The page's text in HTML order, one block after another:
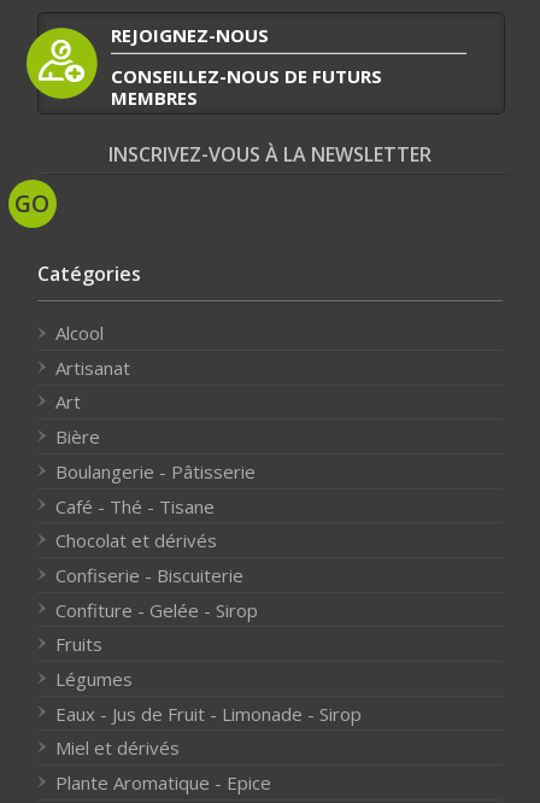
REJOIGNEZ-NOUS
CONSEILLEZ-NOUS DE FUTURS
MEMBRES
INSCRIVEZ-VOUS À LA NEWSLETTER
Catégories
Alcool
Artisanat
Art
Bière
Boulangerie - Pâtisserie
Café - Thé - Tisane
Chocolat et dérivés
Confiserie - Biscuiterie
Confiture - Gelée - Sirop
Fruits
Légumes
Eaux - Jus de Fruit - Limonade - Sirop
Miel et dérivés
Plante Aromatique - Epice